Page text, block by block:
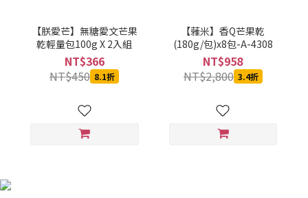
【朕愛芒】無糖愛文芒果
乾輕量包100g X 2入組
NT$366
NT$450 8.1折
【蕥米】香Q芒果乾
(180g/包)x8包-A-4308
NT$958
NT$2,800 3.4折